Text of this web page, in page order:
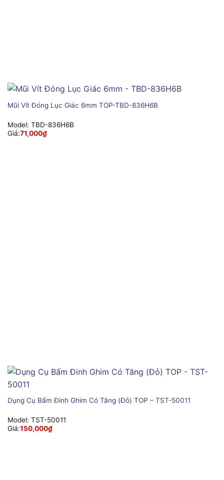
Mũi Vít Đóng Lục Giác 6mm TOP-TBD-836H6B
Model: TBD-836H6B
Giá:71,000₫
Dụng Cụ Bấm Đinh Ghim Có Tăng (Đỏ) TOP – TST-50011
Model: TST-50011
Giá:150,000₫